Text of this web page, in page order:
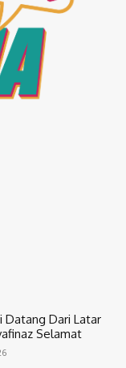
Datang Dari Latar
Selamat